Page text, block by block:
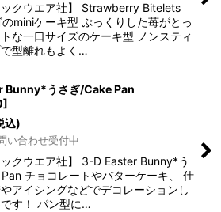
ックウエア社】 Strawberry Bitelets
miniケーキ型 ぷっくりした苺がとっ
な一口サイズのケーキ型 ノンスティ
型離れもよく…
Bunny*うさぎ/Cake Pan
]
込)
い合わせ受付中
ックウエア社】 3-D Easter Bunny*う
チョコレートやバターケーキ、 仕
やアイシングなどでデコレーションし
す！ パン型に…